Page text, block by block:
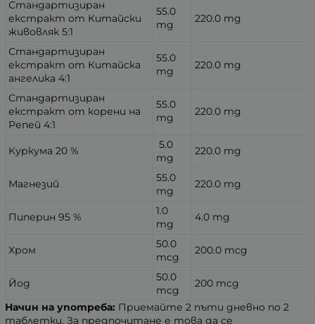
Стандартизиран
екстракт от Китайски
живовляк 5:1
55.0
mg
220.0 mg
Стандартизиран
екстракт от Китайска
ангелика 4:1
55.0
mg
220.0 mg
Стандартизиран
екстракт от корени на
Репей 4:1
55.0
mg
220.0 mg
Куркума 20 %
5.0
mg
220.0 mg
Магнезий
55.0
mg
220.0 mg
Пиперин 95 %
1.0
mg
4.0 mg
Хром
50.0
mcg
200.0 mcg
Йод
50.0
mcg
200 mcg
Начин на употреба: Приемайте 2 пъти дневно по 2
таблетки. За предпочитане е това да се